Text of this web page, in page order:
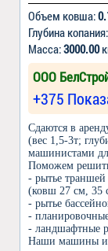
Объем ковша:
Глубина копания:
Масса:3000.00
ООО
+375
Сдаются в
(вес 1,5-3т;
машинистами
Поможем
- рытье
(ковш 27 см, 35
- рытье
-
- ландшафтные
Наши машины